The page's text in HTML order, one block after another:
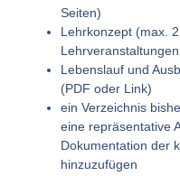
Seiten)
Lehrkonzept (max.
Lebenslauf und
(PDF oder Link)
ein Verzeichnis
eine repräsentative
Dokumentation der
hinzuzufügen